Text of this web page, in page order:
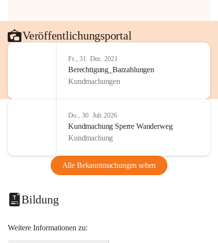
Veröffentlichungsportal
Fr., 31. Dez. 2021
Berechtigung_Barzahlungen
Kundmachungen
Do., 30. Juli 2026
Kundmachung Sperre Wanderweg
Kundmachung
Alle Bekanntmachungen sehen
Bildung
Weitere Informationen zu: